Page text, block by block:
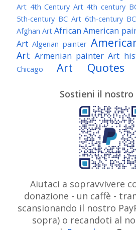
Art 4th Century Art 4th century
5th-century BC Art 6th-century
Afghan Art African American
Art Algerian painter
Art Armenian painter Art
Chicago
Art Quotes
Awarded Artist
Belgian Art
Brazilian Art
Brooklyn Museum
Caravaggio
Claude
Colombian Art Croatian
Artist Danish Art Digital
Édouard Manet Egyptian
Expressionism Fauve Art
Flemish Art French Art
Sostieni il nostro
Aiutaci a sopravvivere
donazione - un caffè -
scansionando il nostro
sopra) o recandoti al